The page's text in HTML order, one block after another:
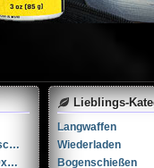
SIG SG55X Kolben (schwarz)
Grand Power Q100 9x19mm
Lieblings-
Langwaffen
Wiederladen
Bogenschießen